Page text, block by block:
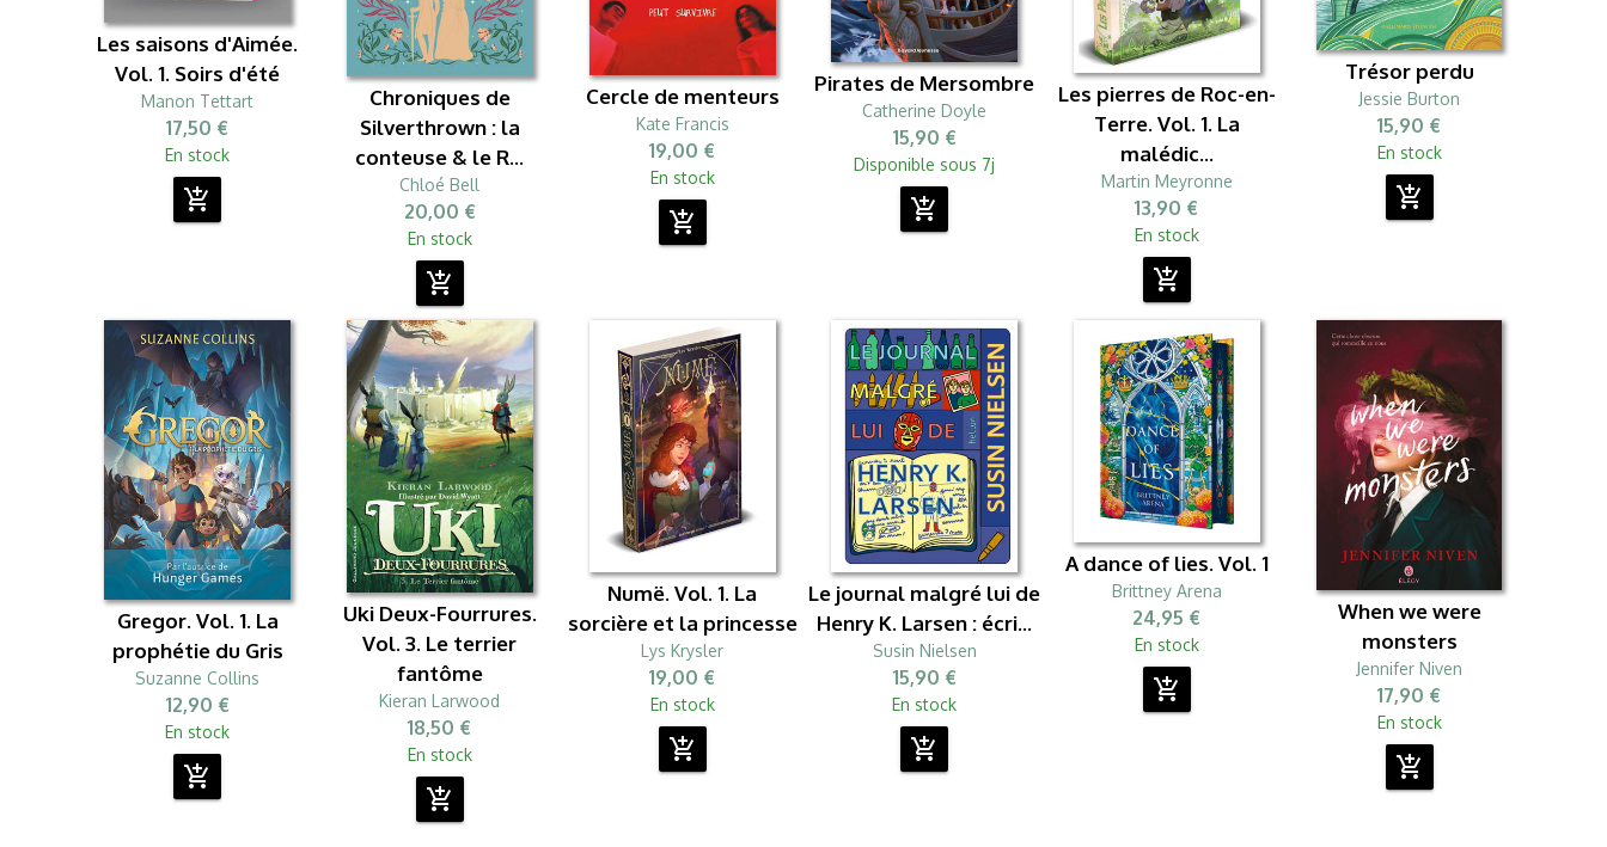
Les saisons d'Aimée.
Vol. 1. Soirs d'été
Manon Tettart
17,50 €
En stock
add_shopping_cart
Chroniques de
Silverthrown : la
conteuse & le R...
Chloé Bell
20,00 €
En stock
add_shopping_cart
Cercle de menteurs
Kate Francis
19,00 €
En stock
add_shopping_cart
Pirates de Mersombre
Catherine Doyle
15,90 €
Disponible sous 7j
add_shopping_cart
Les pierres de Roc-en-
Terre. Vol. 1. La
malédic...
Martin Meyronne
13,90 €
En stock
add_shopping_cart
Trésor perdu
Jessie Burton
15,90 €
En stock
add_shopping_cart
Gregor. Vol. 1. La
prophétie du Gris
Suzanne Collins
12,90 €
En stock
add_shopping_cart
Uki Deux-Fourrures.
Vol. 3. Le terrier
fantôme
Kieran Larwood
18,50 €
En stock
add_shopping_cart
Numë. Vol. 1. La
sorcière et la princesse
Lys Krysler
19,00 €
En stock
add_shopping_cart
Le journal malgré lui de
Henry K. Larsen : écri...
Susin Nielsen
15,90 €
En stock
add_shopping_cart
A dance of lies. Vol. 1
Brittney Arena
24,95 €
En stock
add_shopping_cart
When we were
monsters
Jennifer Niven
17,90 €
En stock
add_shopping_cart